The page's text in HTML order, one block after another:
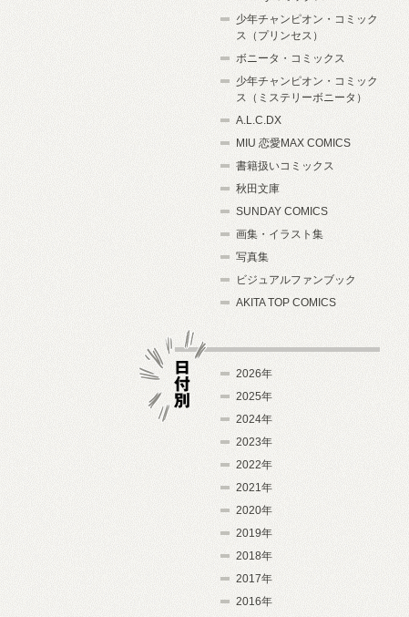
少年チャンピオン・コミック
ス（プリンセス）
ボニータ・コミックス
少年チャンピオン・コミック
ス（ミステリーボニータ）
A.L.C.DX
MIU 恋愛MAX COMICS
書籍扱いコミックス
秋田文庫
SUNDAY COMICS
画集・イラスト集
写真集
ビジュアルファンブック
AKITA TOP COMICS
2026年
2025年
2024年
2023年
2022年
2021年
2020年
2019年
2018年
2017年
2016年